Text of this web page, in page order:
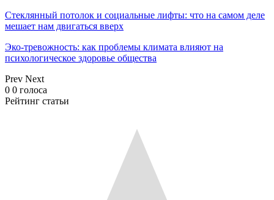
Стеклянный потолок и социальные лифты: что на самом деле
мешает нам двигаться вверх
Эко-тревожность: как проблемы климата влияют на
психологическое здоровье общества
Prev Next
0 0 голоса
Рейтинг статьи